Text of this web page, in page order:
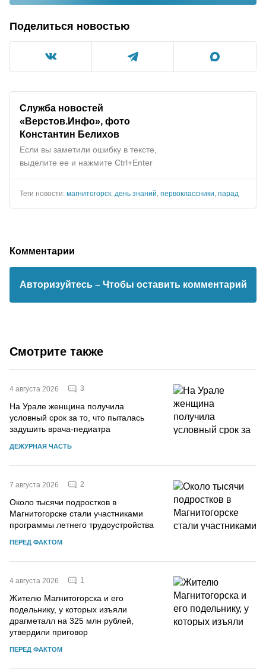
Поделиться новостью
Служба новостей
«Верстов.Инфо», фото
Константин Белихов
Если вы заметили ошибку в тексте,
выделите ее и нажмите Ctrl+Enter
Теги новости: магнитогорск день знаний первоклассники парад
Комментарии
Авторизуйтесь – Чтобы оставить комментарий
Смотрите также
4 августа 2026 3
На Урале женщина получила
условный срок за то, что пыталась
задушить врача-педиатра
ДЕЖУРНАЯ ЧАСТЬ
7 августа 2026 2
Около тысячи подростков в
Магнитогорске стали участниками
программы летнего трудоустройства
ПЕРЕД ФАКТОМ
4 августа 2026 1
Жителю Магнитогорска и его
подельнику, у которых изъяли
драгметалл на 325 млн рублей,
утвердили приговор
ПЕРЕД ФАКТОМ